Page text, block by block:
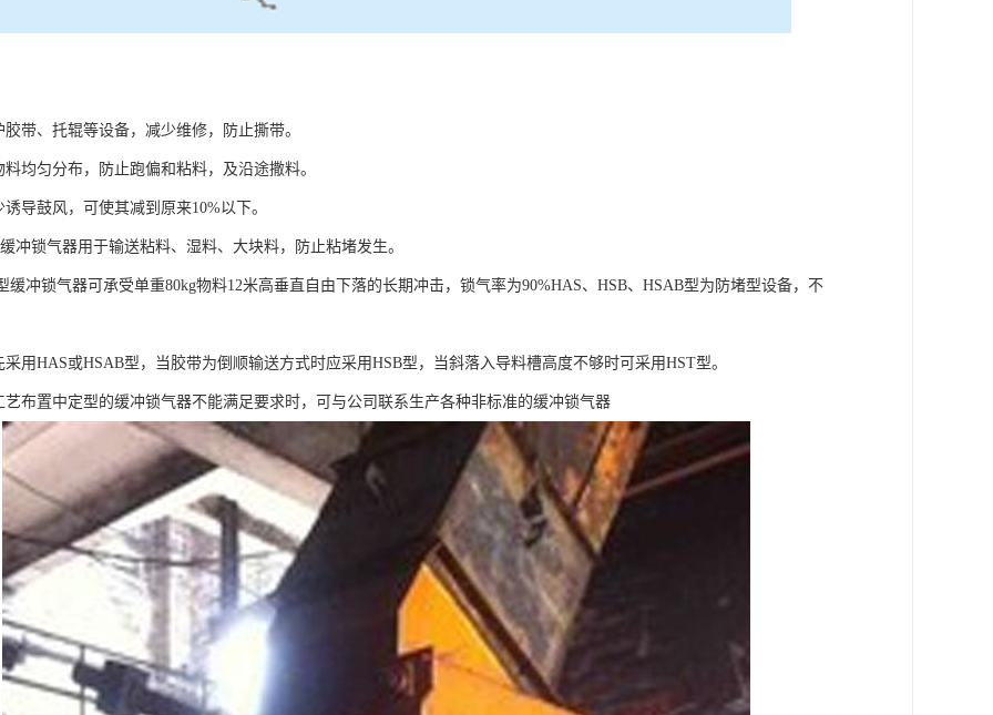
、托辊等设备，减少维修，防止撕带。
匀分布，防止跑偏和粘料，及沿途撒料。
鼓风，可使其减到原来10%以下。
锁气器用于输送粘料、湿料、大块料，防止粘堵发生。
锁气器可承受单重80kg物料12米高垂直自由下落的长期冲击，锁气率为90%HAS、HSB、HSAB型为防堵型设备，不
HAS或HSAB型，当胶带为倒顺输送方式时应采用HSB型，当斜落入导料槽高度不够时可采用HST型。
置中定型的缓冲锁气器不能满足要求时，可与公司联系生产各种非标准的缓冲锁气器